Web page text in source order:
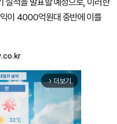
이 4000억원대 중반에 이를
arrow_forward_ios 더보기